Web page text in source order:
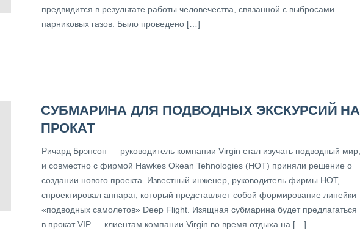
предвидится в результате работы человечества, связанной с выбросами
парниковых газов. Было проведено […]
СУБМАРИНА ДЛЯ ПОДВОДНЫХ ЭКСКУРСИЙ НА
ПРОКАТ
Ричард Брэнсон — руководитель компании Virgin стал изучать подводный мир,
и совместно с фирмой Hawkes Okean Tehnologies (HOT) приняли решение о
создании нового проекта. Известный инженер, руководитель фирмы НОТ,
спроектировал аппарат, который представляет собой формирование линейки
«подводных самолетов» Deep Flight. Изящная субмарина будет предлагаться
в прокат VIP — клиентам компании Virgin во время отдыха на […]